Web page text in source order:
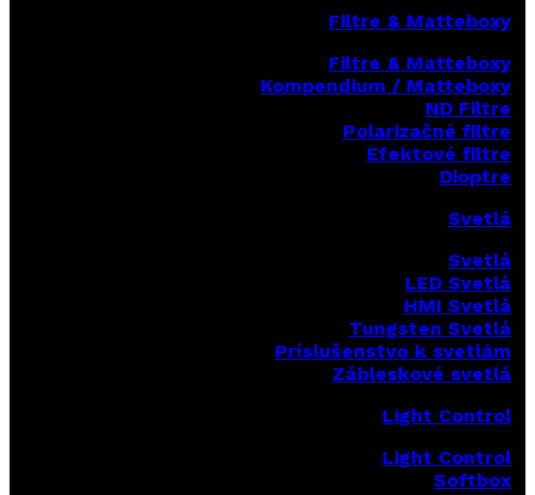
Filtre & Matteboxy
Filtre & Matteboxy
Kompendium / Matteboxy
ND Filtre
Polarizačné filtre
Efektové filtre
Dioptre
Svetlá
Svetlá
LED Svetlá
HMI Svetlá
Tungsten Svetlá
Príslušenstvo k svetlám
Zábleskové svetlá
Light Control
Light Control
Softbox